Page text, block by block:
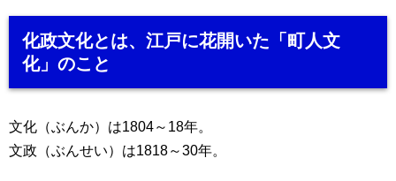
化政文化とは、江戸に花開いた「町人文
化」のこと
文化（ぶんか）は1804～18年。
文政（ぶんせい）は1818～30年。